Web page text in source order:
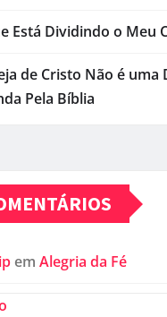
Está Dividindo o Meu
de Cristo Não é uma
Pela Bíblia
em Alegria da Fé